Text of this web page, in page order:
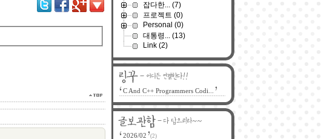
잡다한... (7)
프로젝트 (0)
Personal (0)
대통령... (13)
Link (2)
C And C++ Programmers Codi...
2026/02 (2)